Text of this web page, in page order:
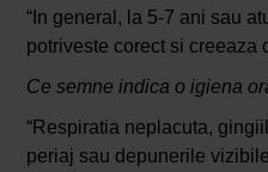
“In general, la 5-7 ani sau
potriveste corect si creeaza
Ce semne indica o igiena
“Respiratia neplacuta,
periaj sau depunerile